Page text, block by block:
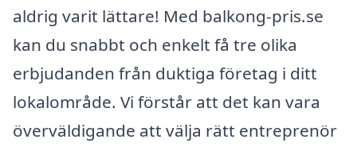
aldrig varit lättare! Med balkong-pris.se
kan du snabbt och enkelt få tre olika
erbjudanden från duktiga företag i ditt
lokalområde. Vi förstår att det kan vara
överväldigande att välja rätt entreprenör